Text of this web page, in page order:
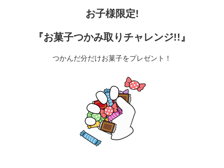
お子様限定!
『お菓子つかみ取りチャレンジ!!』
つかんだ分だけお菓子をプレゼント！